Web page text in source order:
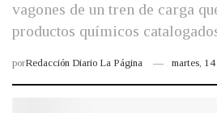
vagones de un tren de carga
productos químicos
porRedacción Diario La Página martes,